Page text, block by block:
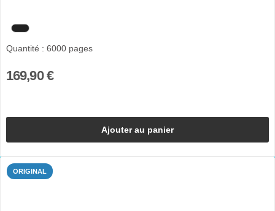
Quantité : 6000 pages
169,90 €
Ajouter au panier
ORIGINAL